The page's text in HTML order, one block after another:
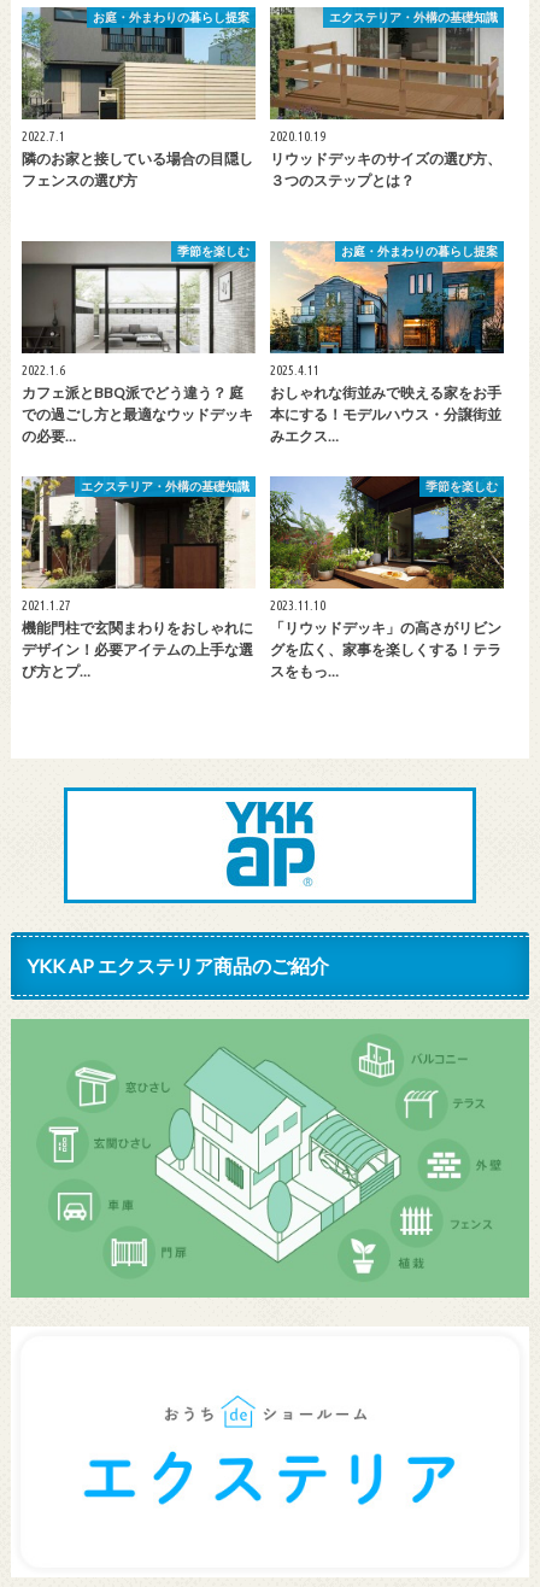
お庭・外まわりの暮らし提案
2022.7.1
隣のお家と接している場合の目隠し
フェンスの選び方
エクステリア・外構の基礎知識
2020.10.19
リウッドデッキのサイズの選び方、
３つのステップとは？
季節を楽しむ
2022.1.6
カフェ派とBBQ派でどう違う？ 庭
での過ごし方と最適なウッドデッキ
の必要…
お庭・外まわりの暮らし提案
2025.4.11
おしゃれな街並みで映える家をお手
本にする！モデルハウス・分譲街並
みエクス…
エクステリア・外構の基礎知識
2021.1.27
機能門柱で玄関まわりをおしゃれに
デザイン！必要アイテムの上手な選
び方とプ…
季節を楽しむ
2023.11.10
「リウッドデッキ」の高さがリビン
グを広く、家事を楽しくする！テラ
スをもっ…
YKK AP エクステリア商品のご紹介